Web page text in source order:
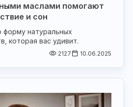
маслами помогают
и сон
натуральных
которая вас удивит.
2127 10.06.2025